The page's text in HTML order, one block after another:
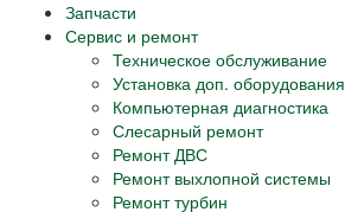
Запчасти
Сервис и ремонт
Техническое обслуживание
Установка доп. оборудования
Компьютерная диагностика
Слесарный ремонт
Ремонт ДВС
Ремонт выхлопной системы
Ремонт турбин